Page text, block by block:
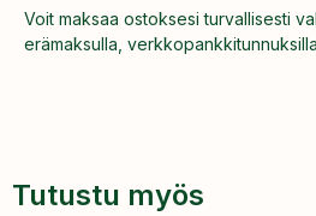
Voit maksaa ostoksesi turvallisesti
erämaksulla,
Tutustu myös